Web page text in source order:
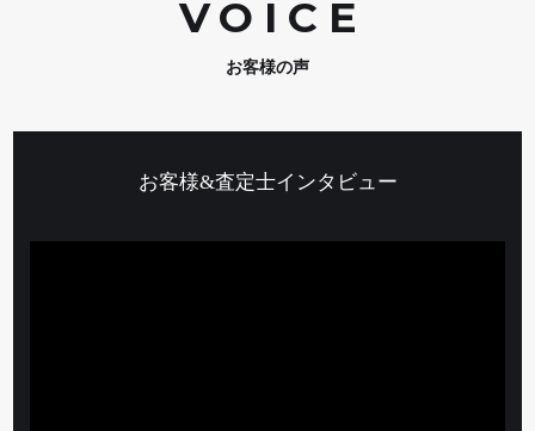
VOIC E
お客様の声
お客様&査定士インタビュー